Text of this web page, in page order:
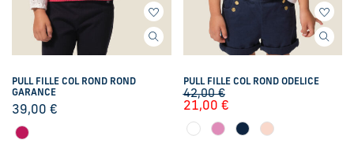
PULL FILLE COL ROND ROND
GARANCE
39,00 €
PULL FILLE COL ROND ODELICE
42,00€
21,00 €